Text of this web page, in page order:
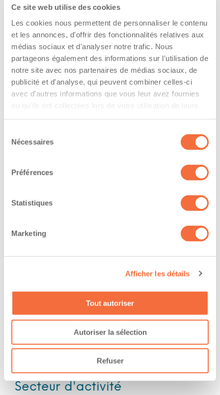
Ce site web utilise des cookies
Les cookies nous permettent de personnaliser le contenu
et les annonces, d'offrir des fonctionnalités relatives aux
médias sociaux et d'analyser notre trafic. Nous
partageons également des informations sur l'utilisation de
notre site avec nos partenaires de médias sociaux, de
publicité et d'analyse, qui peuvent combiner celles-ci
avec d'autres informations que vous leur avez fournies
ou qu'ils ont collectées lors de votre utilisation de leurs
Nécessaires
Préférences
Statistiques
Marketing
Afficher les détails
Tout autoriser
Autoriser la sélection
Refuser
Possède ses propres assurances
The driver hold a driving licence from:
quebec
Has a vehicle registered in the following
province:
The owner-operator has the ability to
work at/during :
Jour
Expérience
Nombre d'années d'expériences 2 ans
Le chauffeur a de l'expérience en forêt
Secteur d'activité